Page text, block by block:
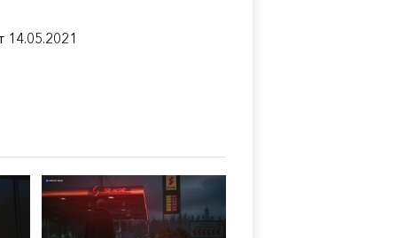
14.05.2021